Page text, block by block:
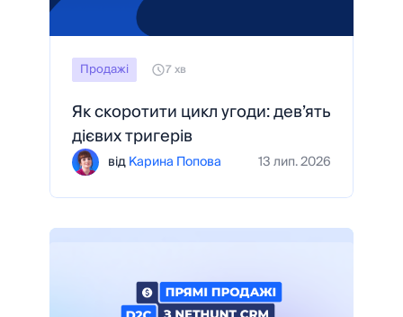
Продажі 7 хв
Як скоротити цикл угоди: дев’ять
дієвих тригерів
відКарина Попова 13 лип. 2026